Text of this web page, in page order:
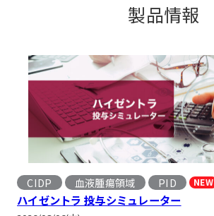
製品情報
CIDP
, 血液腫瘍領域
, PID NEW
ハイゼントラ 投与シミュレーター